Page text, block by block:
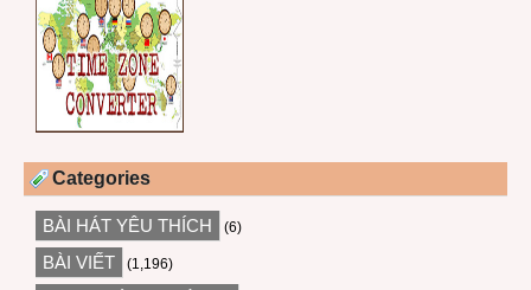
Categories
BÀI HÁT YÊU THÍCH (6)
BÀI VIẾT (1,196)